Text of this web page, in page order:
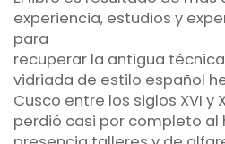
experiencia, estudios y
para
recuperar la antigua
vidriada de estilo español
Cusco entre los siglos XVI y
perdió casi por completo al